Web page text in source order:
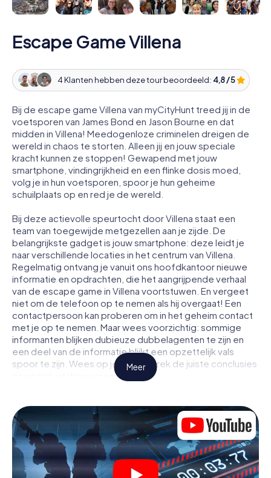
Escape Game Villena
4 Klanten hebben deze tour beoordeeld: 4,8 / 5
Bij de escape game Villena van myCityHunt treed jij in de
voetsporen van James Bond en Jason Bourne en dat
midden in Villena! Meedogenloze criminelen dreigen de
wereld in chaos te storten. Alleen jij en jouw speciale
kracht kunnen ze stoppen! Gewapend met jouw
smartphone, vindingrijkheid en een flinke dosis moed,
volg je in hun voetsporen, spoor je hun geheime
schuilplaats op en red je de wereld.
Bij deze actievolle speurtocht door Villena staat een
team van toegewijde metgezellen aan je zijde. De
belangrijkste gadget is jouw smartphone: deze leidt je
naar verschillende locaties in het centrum van Villena.
Regelmatig ontvang je vanuit ons hoofdkantoor nieuwe
informatie en opdrachten, die het aangrijpende verhaal
van de escape game in Villena voortstuwen. En vergeet
niet om de telefoon op te nemen als hij overgaat! Een
contactpersoon kan proberen om in het geheim contact
met je op te nemen. Maar wees voorzichtig: sommige
informanten blijken dubieuze dubbelagenten te zijn en
een deel van de informatie blijkt een opzettelijk vals
spoor te zijn. Wees op je hoede, trek de juiste conclusies
en vooral: vertrouw niemand!
niet opgesloten in een kamer waaruit je jezelf binnen een
bepaald tijdvenster moet bevrijden. Met deze
speurtocht met een smartphone wordt heel Villena jouw
speelveld! De technische voorwaarden voor jouw
avontuur in Villena zijn een smartphone en toegang tot het
mobiel internet. Met één klik krijg jij toegang tot onze app.
Meer